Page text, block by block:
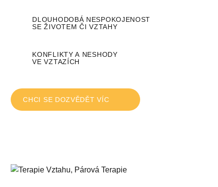
DLOUHODOBÁ NESPOKOJENOST
SE ŽIVOTEM ČI VZTAHY
KONFLIKTY A NESHODY
VE VZTAZÍCH
CHCI SE DOZVĚDĚT VÍC